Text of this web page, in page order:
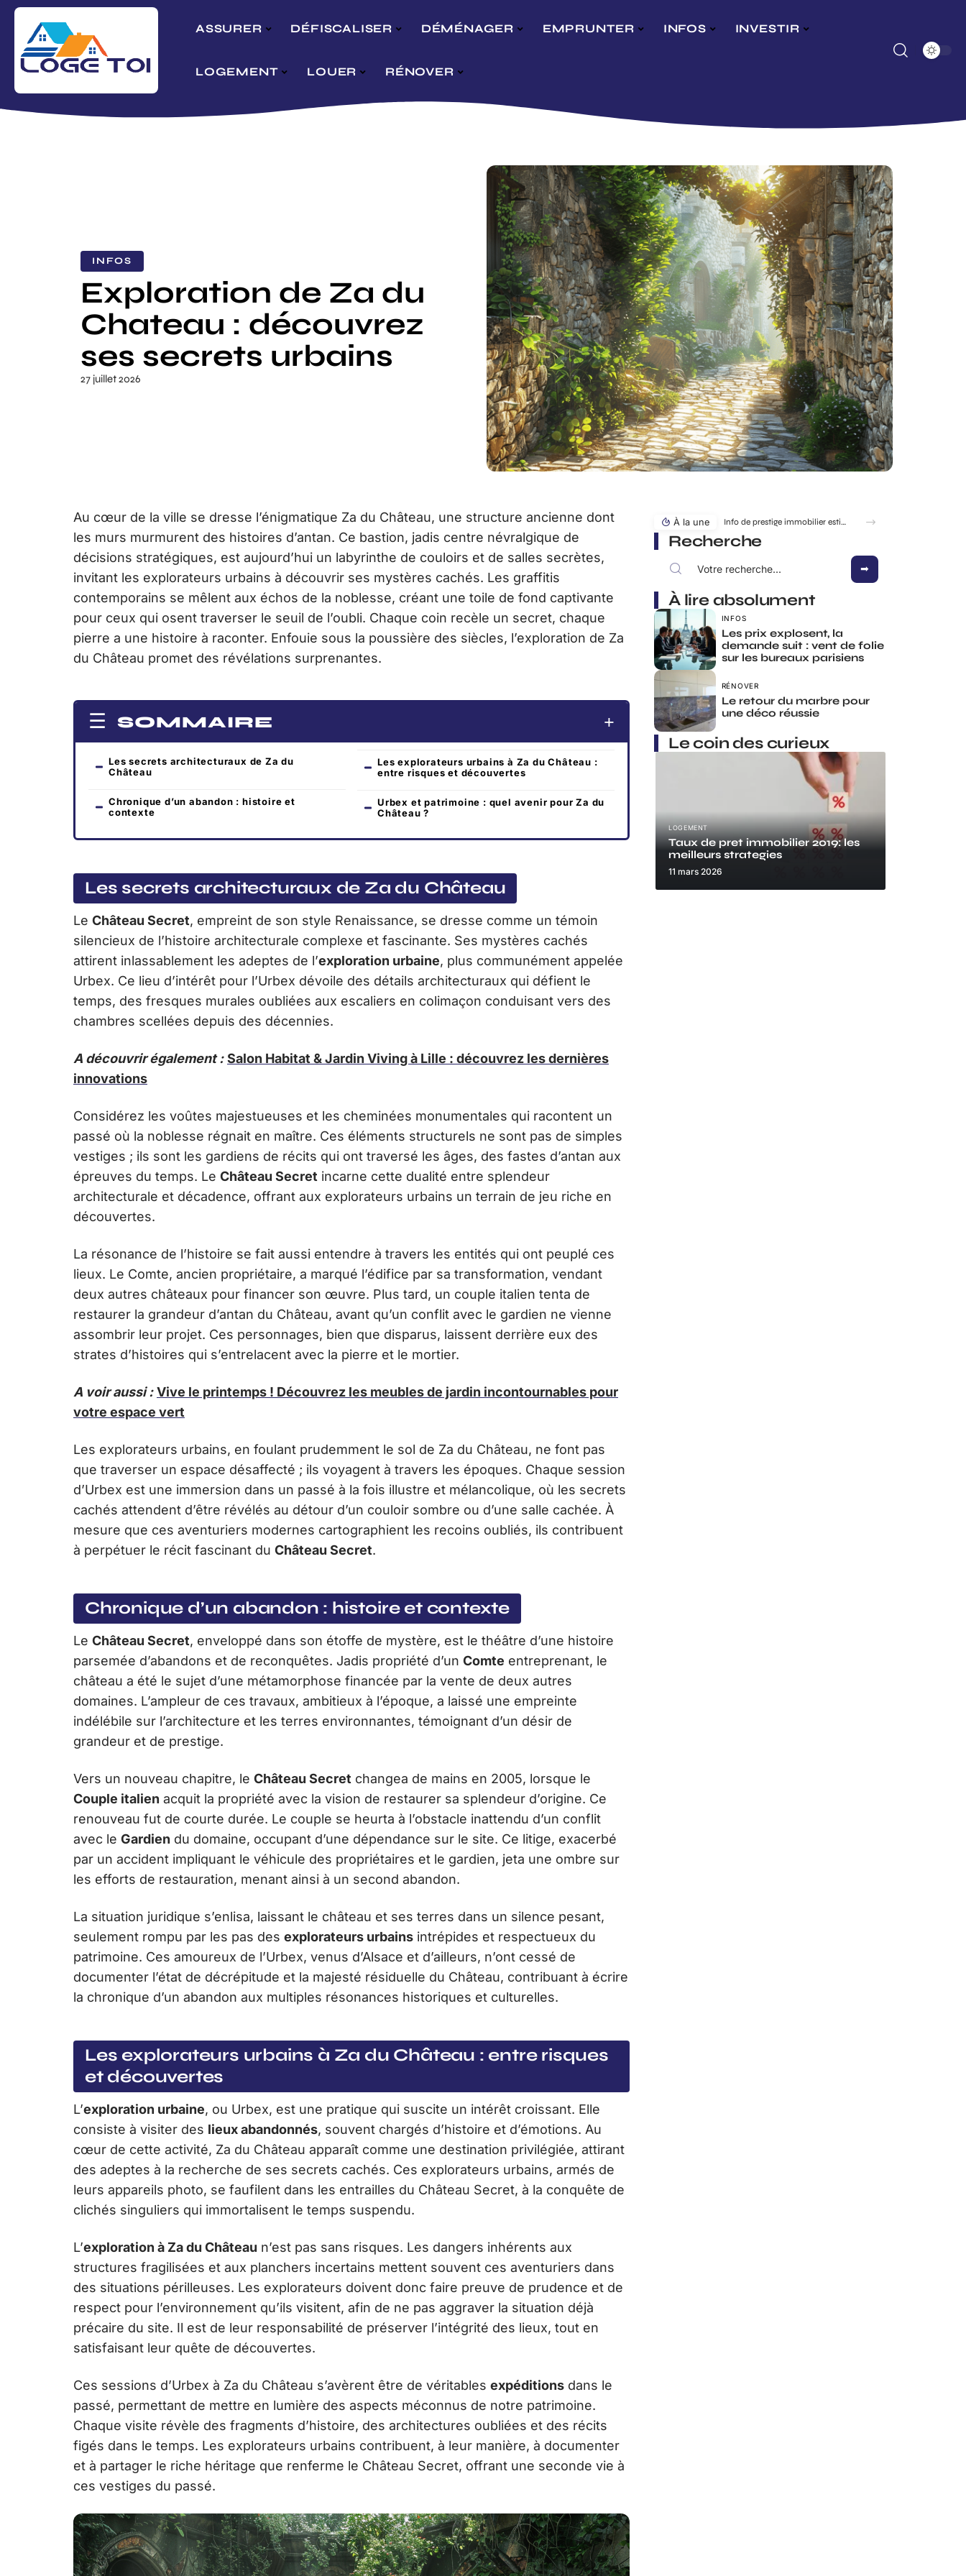
ASSURER DÉFISCALISER DÉMÉNAGER EMPRUNTER INFOS INVESTIR
LOGEMENT LOUER RÉNOVER
INFOS
Exploration de Za du
Chateau : découvrez
ses secrets urbains
27 juillet 2026
Au cœur de la ville se dresse l’énigmatique Za du Château, une structure ancienne dont
les murs murmurent des histoires d’antan. Ce bastion, jadis centre névralgique de
décisions stratégiques, est aujourd’hui un labyrinthe de couloirs et de salles secrètes,
invitant les explorateurs urbains à découvrir ses mystères cachés. Les graffitis
contemporains se mêlent aux échos de la noblesse, créant une toile de fond captivante
pour ceux qui osent traverser le seuil de l’oubli. Chaque coin recèle un secret, chaque
pierre a une histoire à raconter. Enfouie sous la poussière des siècles, l’exploration de Za
du Château promet des révélations surprenantes.
SOMMAIRE
Les secrets architecturaux de Za du
Château
Chronique d’un abandon : histoire et
contexte
Les explorateurs urbains à Za du Château :
entre risques et découvertes
Urbex et patrimoine : quel avenir pour Za du
Château ?
Les secrets architecturaux de Za du Château
Le Château Secret, empreint de son style Renaissance, se dresse comme un témoin
silencieux de l’histoire architecturale complexe et fascinante. Ses mystères cachés
attirent inlassablement les adeptes de l’exploration urbaine, plus communément appelée
Urbex. Ce lieu d’intérêt pour l’Urbex dévoile des détails architecturaux qui défient le
temps, des fresques murales oubliées aux escaliers en colimaçon conduisant vers des
chambres scellées depuis des décennies.
A découvrir également : Salon Habitat & Jardin Viving à Lille : découvrez les dernières
innovations
Considérez les voûtes majestueuses et les cheminées monumentales qui racontent un
passé où la noblesse régnait en maître. Ces éléments structurels ne sont pas de simples
vestiges ; ils sont les gardiens de récits qui ont traversé les âges, des fastes d’antan aux
épreuves du temps. Le Château Secret incarne cette dualité entre splendeur
architecturale et décadence, offrant aux explorateurs urbains un terrain de jeu riche en
découvertes.
La résonance de l’histoire se fait aussi entendre à travers les entités qui ont peuplé ces
lieux. Le Comte, ancien propriétaire, a marqué l’édifice par sa transformation, vendant
deux autres châteaux pour financer son œuvre. Plus tard, un couple italien tenta de
restaurer la grandeur d’antan du Château, avant qu’un conflit avec le gardien ne vienne
assombrir leur projet. Ces personnages, bien que disparus, laissent derrière eux des
strates d’histoires qui s’entrelacent avec la pierre et le mortier.
A voir aussi : Vive le printemps ! Découvrez les meubles de jardin incontournables pour
votre espace vert
Les explorateurs urbains, en foulant prudemment le sol de Za du Château, ne font pas
que traverser un espace désaffecté ; ils voyagent à travers les époques. Chaque session
d’Urbex est une immersion dans un passé à la fois illustre et mélancolique, où les secrets
cachés attendent d’être révélés au détour d’un couloir sombre ou d’une salle cachée. À
mesure que ces aventuriers modernes cartographient les recoins oubliés, ils contribuent
à perpétuer le récit fascinant du Château Secret.
Chronique d’un abandon : histoire et contexte
Le Château Secret, enveloppé dans son étoffe de mystère, est le théâtre d’une histoire
parsemée d’abandons et de reconquêtes. Jadis propriété d’un Comte entreprenant, le
château a été le sujet d’une métamorphose financée par la vente de deux autres
domaines. L’ampleur de ces travaux, ambitieux à l’époque, a laissé une empreinte
indélébile sur l’architecture et les terres environnantes, témoignant d’un désir de
grandeur et de prestige.
Vers un nouveau chapitre, le Château Secret changea de mains en 2005, lorsque le
Couple italien acquit la propriété avec la vision de restaurer sa splendeur d’origine. Ce
renouveau fut de courte durée. Le couple se heurta à l’obstacle inattendu d’un conflit
avec le Gardien du domaine, occupant d’une dépendance sur le site. Ce litige, exacerbé
par un accident impliquant le véhicule des propriétaires et le gardien, jeta une ombre sur
les efforts de restauration, menant ainsi à un second abandon.
La situation juridique s’enlisa, laissant le château et ses terres dans un silence pesant,
seulement rompu par les pas des explorateurs urbains intrépides et respectueux du
patrimoine. Ces amoureux de l’Urbex, venus d’Alsace et d’ailleurs, n’ont cessé de
documenter l’état de décrépitude et la majesté résiduelle du Château, contribuant à écrire
la chronique d’un abandon aux multiples résonances historiques et culturelles.
Les explorateurs urbains à Za du Château : entre risques
et découvertes
L’exploration urbaine, ou Urbex, est une pratique qui suscite un intérêt croissant. Elle
consiste à visiter des lieux abandonnés, souvent chargés d’histoire et d’émotions. Au
cœur de cette activité, Za du Château apparaît comme une destination privilégiée, attirant
des adeptes à la recherche de ses secrets cachés. Ces explorateurs urbains, armés de
leurs appareils photo, se faufilent dans les entrailles du Château Secret, à la conquête de
clichés singuliers qui immortalisent le temps suspendu.
L’exploration à Za du Château n’est pas sans risques. Les dangers inhérents aux
structures fragilisées et aux planchers incertains mettent souvent ces aventuriers dans
des situations périlleuses. Les explorateurs doivent donc faire preuve de prudence et de
respect pour l’environnement qu’ils visitent, afin de ne pas aggraver la situation déjà
précaire du site. Il est de leur responsabilité de préserver l’intégrité des lieux, tout en
satisfaisant leur quête de découvertes.
Ces sessions d’Urbex à Za du Château s’avèrent être de véritables expéditions dans le
passé, permettant de mettre en lumière des aspects méconnus de notre patrimoine.
Chaque visite révèle des fragments d’histoire, des architectures oubliées et des récits
figés dans le temps. Les explorateurs urbains contribuent, à leur manière, à documenter
et à partager le riche héritage que renferme le Château Secret, offrant une seconde vie à
ces vestiges du passé.
À la une Info de prestige immobilier estimation immobilier : la méthode des vrais biens d’exception
Recherche
À lire absolument
INFOS
Les prix explosent, la
demande suit : vent de folie
sur les bureaux parisiens
RÉNOVER
Le retour du marbre pour
une déco réussie
Le coin des curieux
LOGEMENT
Taux de pret immobilier 2019: les
meilleurs strategies
11 mars 2026